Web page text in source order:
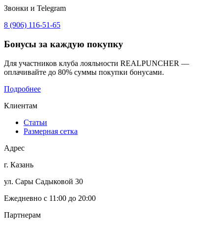
Звонки и Telegram
8 (906) 116-51-65
Бонусы за каждую покупку
Для участников клуба лояльности REALPUNCHER —
оплачивайте до 80% суммы покупки бонусами.
Подробнее
Клиентам
Статьи
Размерная сетка
Адрес
г. Казань
ул. Сары Садыковой 30
Ежедневно с 11:00 до 20:00
Партнерам